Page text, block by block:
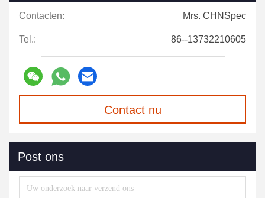
Contacten: Mrs. CHNSpec
Tel.: 86--13732210605
Contact nu
Post ons